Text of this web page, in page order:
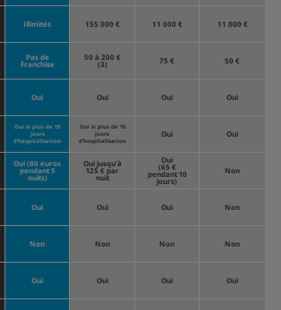
Illimités 155 000 € 11 000 € 11 000 €
Pas de
Franchise
50 à 200 €
(3) 75 € 50 €
Oui Oui Oui Oui
Oui si plus de 15
jours
d’hospitalisation
Oui si plus de 10
jours
d’hospitalisation
Oui Oui
Oui (80 euros
pendant 5
nuits)
Oui jusqu’à
125 € par
nuit
Oui
(65 €
pendant 10
jours)
Non
Oui Oui Oui Non
Non Non Non Non
Oui Oui Oui Oui